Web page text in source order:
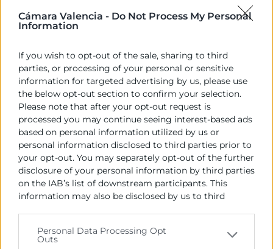
Cámara Valencia - Do Not Process My Personal
Information
If you wish to opt-out of the sale, sharing to third
parties, or processing of your personal or sensitive
information for targeted advertising by us, please use
the below opt-out section to confirm your selection.
Please note that after your opt-out request is
processed you may continue seeing interest-based ads
based on personal information utilized by us or
personal information disclosed to third parties prior to
your opt-out. You may separately opt-out of the further
disclosure of your personal information by third parties
on the IAB’s list of downstream participants. This
information may also be disclosed by us to third
Please note that this website/app uses one or more
Personal Data Processing Opt
Outs
permiten el seguimiento, la toma de
plan comercial.
Laeficacia de un plan comercialdepende
en gran medida de la calidad de la
información utilizada para la toma de
decisiones.
En este sentido, el uso deherramientas de
Business Intelligencepermite transformar
los datos comerciales en conocimiento,
facilitando el seguimiento de KPIs, la
anticipación de escenarios.